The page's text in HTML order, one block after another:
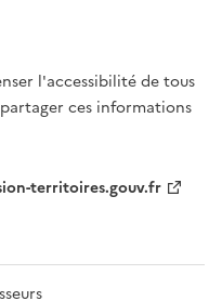
l'accessibilité de tous
ces informations
territoires.gouv.fr